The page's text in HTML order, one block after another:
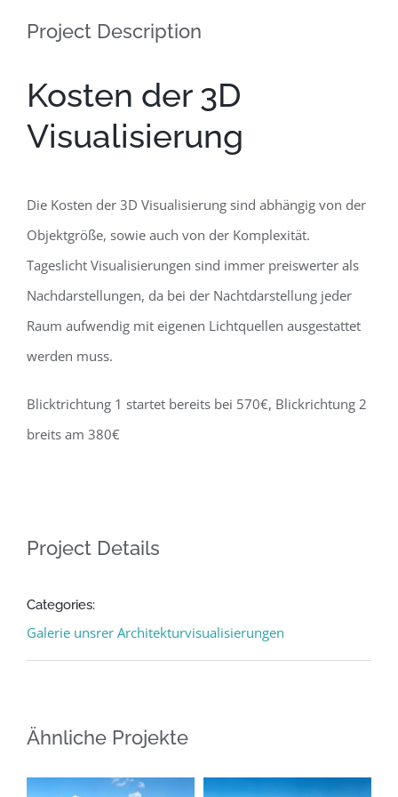
Project Description
Kosten der 3D
Visualisierung
Die Kosten der 3D Visualisierung sind abhängig von der
Objektgröße, sowie auch von der Komplexität.
Tageslicht Visualisierungen sind immer preiswerter als
Nachdarstellungen, da bei der Nachtdarstellung jeder
Raum aufwendig mit eigenen Lichtquellen ausgestattet
werden muss.
Blicktrichtung 1 startet bereits bei 570€, Blickrichtung 2
breits am 380€
Project Details
Categories:
Galerie unsrer Architekturvisualisierungen
Ähnliche Projekte